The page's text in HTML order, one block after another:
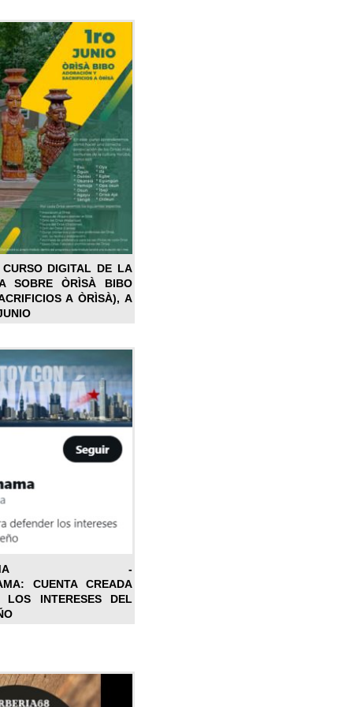
DIGITAL DE LA
SOBRE ÒRÌSÀ BIBO
A ÒRÌSÀ), A
-
CUENTA CREADA
LOS INTERESES DEL